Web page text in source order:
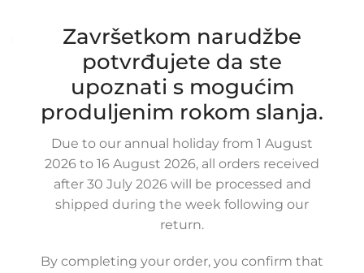
Završetkom narudžbe
potvrđujete da ste
upoznati s mogućim
produljenim rokom slanja.
Due to our annual holiday from 1 August
2026 to 16 August 2026, all orders received
after 30 July 2026 will be processed and
shipped during the week following our
return.
By completing your order, you confirm that
Dostupno uz narudžbu (isti ili sljedeći radni dan)
€ A$
ex VAT
+
Dodaj u košaricu
Buy now
Usporedi
Dodaj na popis kupovine
14 Osoba gleda upravo ovaj proizvod!